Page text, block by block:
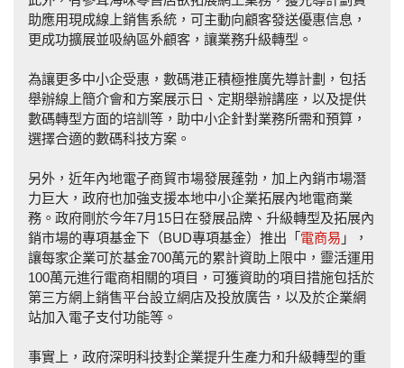
助應用現成線上銷售系統，可主動向顧客發送優惠信息，
更成功擴展並吸納區外顧客，讓業務升級轉型。
為讓更多中小企受惠，數碼港正積極推廣先導計劃，包括
舉辦線上簡介會和方案展示日、定期舉辦講座，以及提供
數碼轉型方面的培訓等，助中小企針對業務所需和預算，
選擇合適的數碼科技方案。
另外，近年內地電子商貿市場發展蓬勃，加上內銷市場潛
力巨大，政府也加強支援本地中小企業拓展內地電商業
務。政府剛於今年7月15日在發展品牌、升級轉型及拓展內
銷市場的專項基金下（BUD專項基金）推出「 電商易 」，
讓每家企業可於基金700萬元的累計資助上限中，靈活運用
100萬元進行電商相關的項目，可獲資助的項目措施包括於
第三方網上銷售平台設立網店及投放廣告，以及於企業網
站加入電子支付功能等。
事實上，政府深明科技對企業提升生產力和升級轉型的重